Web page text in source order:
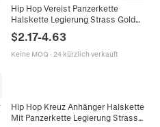
Hip Hop Vereist Panzerkette
Halskette Legierung Strass Gold
Silber Plattiert Schwere Streetwear
Mode Schmuck Für Herren Damen
$2.17-4.63
Keine MOQ · 24 kürzlich verkauft
Hip Hop Kreuz Anhänger Halskette
Mit Panzerkette Legierung Strass